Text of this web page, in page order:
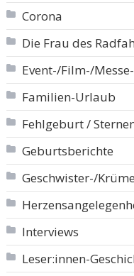
Corona
Die Frau des
Event-/Film-/
Familien-Urlaub
Fehlgeburt /
Geburtsberichte
Geschwister-/
Interviews
Leser:innen-